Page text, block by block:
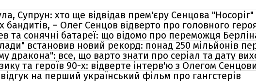
Супрун: хто ще відвідав прем'єру Сенцова "Носоріг"
– Олег Сенцов відверто про головного
та сонячні батареї: що відомо про переможця
встановив новий рекорд: понад 250 мільйонів
дракона": все, що варто знати про серіал та дату
та героїв 90-х: відверте інтерв'ю з Олегом
на перший український фільм про гангстерів